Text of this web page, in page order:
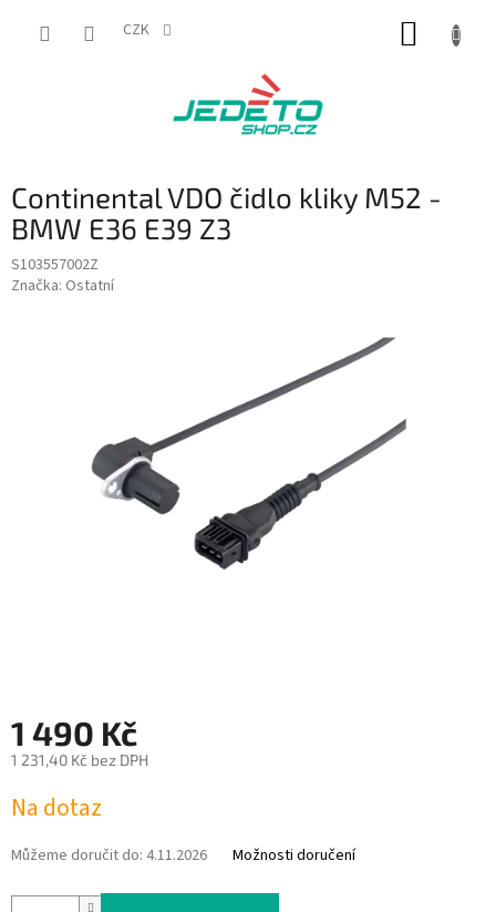
CZK
Continental VDO čidlo kliky M52 -
BMW E36 E39 Z3
S103557002Z
Značka: Ostatní
1 490 Kč
1 231,40 Kč bez DPH
cena:
Na dotaz
Můžeme doručit do: 4.11.2026 Možnosti doručení